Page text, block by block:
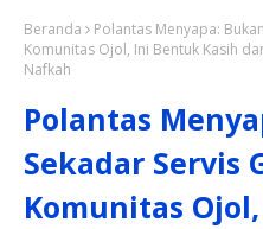
Antisipasi Antrean dan
Beranda
Polantas Menyapa:
Komunitas Ojol, Ini Bentuk Kasih
Nafkah
Polantas
Sekadar Servis
Komunitas